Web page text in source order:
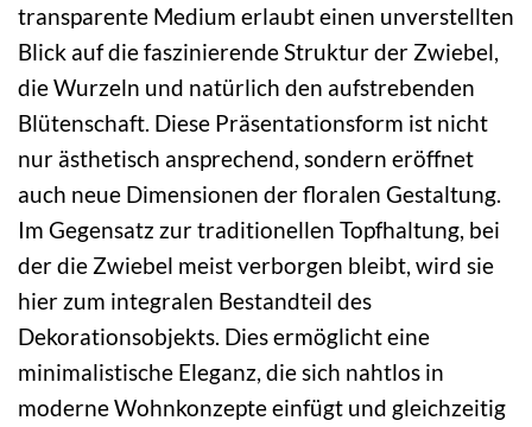
transparente Medium erlaubt einen unverstellten
Blick auf die faszinierende Struktur der Zwiebel,
die Wurzeln und natürlich den aufstrebenden
Blütenschaft. Diese Präsentationsform ist nicht
nur ästhetisch ansprechend, sondern eröffnet
auch neue Dimensionen der floralen Gestaltung.
Im Gegensatz zur traditionellen Topfhaltung, bei
der die Zwiebel meist verborgen bleibt, wird sie
hier zum integralen Bestandteil des
Dekorationsobjekts. Dies ermöglicht eine
minimalistische Eleganz, die sich nahtlos in
moderne Wohnkonzepte einfügt und gleichzeitig